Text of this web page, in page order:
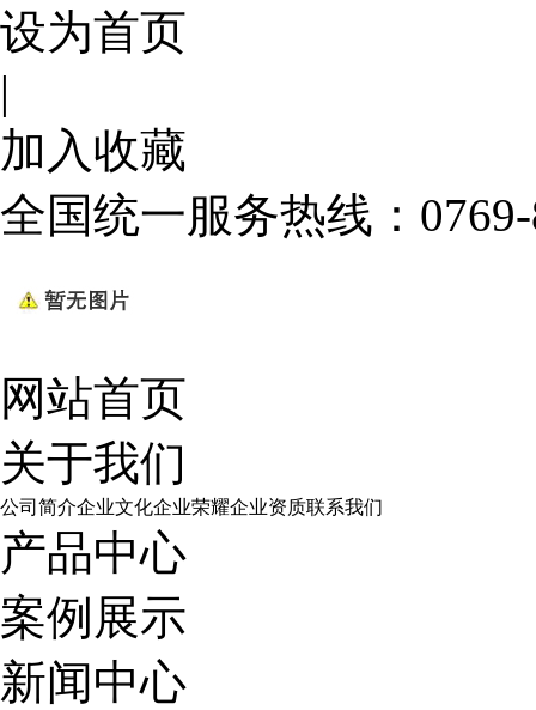
设为首页
|
加入收藏
全国统一服务热线：
网站首页
关于我们
公司简介企业文化企业荣耀企业资质联系我们
产品中心
案例展示
新闻中心